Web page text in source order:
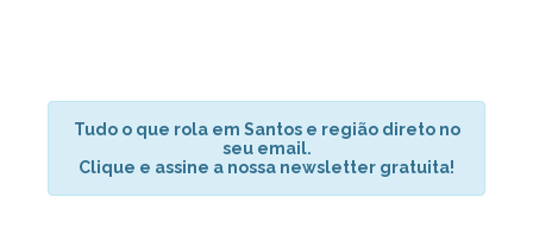
Tudo o que rola em Santos e região direto no
seu email.
Clique e assine a nossa newsletter gratuita!